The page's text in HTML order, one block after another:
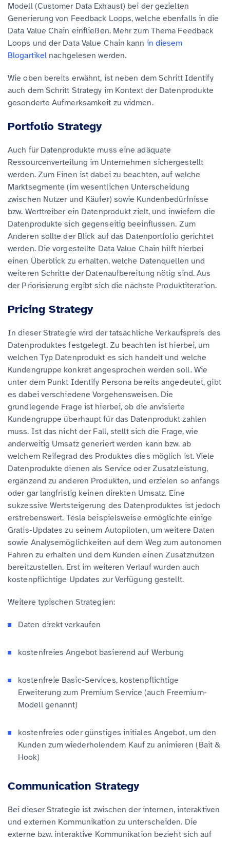
Modell (Customer Data Exhaust) bei der gezielten
Generierung von Feedback Loops, welche ebenfalls in die
Data Value Chain einfließen. Mehr zum Thema Feedback
Loops und der Data Value Chain kann in diesem
Blogartikel nachgelesen werden.
Wie oben bereits erwähnt, ist neben dem Schritt Identify
auch dem Schritt Strategy im Kontext der Datenprodukte
gesonderte Aufmerksamkeit zu widmen.
Portfolio Strategy
Auch für Datenprodukte muss eine adäquate
Ressourcenverteilung im Unternehmen sichergestellt
werden. Zum Einen ist dabei zu beachten, auf welche
Marktsegmente (im wesentlichen Unterscheidung
zwischen Nutzer und Käufer) sowie Kundenbedürfnisse
bzw. Werttreiber ein Datenprodukt zielt, und inwiefern die
Datenprodukte sich gegenseitig beeinflussen. Zum
Anderen sollte der Blick auf das Datenportfolio gerichtet
werden. Die vorgestellte Data Value Chain hilft hierbei
einen Überblick zu erhalten, welche Datenquellen und
weiteren Schritte der Datenaufbereitung nötig sind. Aus
der Priorisierung ergibt sich die nächste Produktiteration.
Pricing Strategy
In dieser Strategie wird der tatsächliche Verkaufspreis des
Datenproduktes festgelegt. Zu beachten ist hierbei, um
welchen Typ Datenprodukt es sich handelt und welche
Kundengruppe konkret angesprochen werden soll. Wie
unter dem Punkt Identify Persona bereits angedeutet, gibt
es dabei verschiedene Vorgehensweisen. Die
grundlegende Frage ist hierbei, ob die anvisierte
Kundengruppe überhaupt für das Datenprodukt zahlen
muss. Ist das nicht der Fall, stellt sich die Frage, wie
anderweitig Umsatz generiert werden kann bzw. ab
welchem Reifegrad des Produktes dies möglich ist. Viele
Datenprodukte dienen als Service oder Zusatzleistung,
ergänzend zu anderen Produkten, und erzielen so anfangs
oder gar langfristig keinen direkten Umsatz. Eine
sukzessive Wertsteigerung des Datenproduktes ist jedoch
erstrebenswert. Tesla beispielsweise ermöglichte einige
Gratis-Updates zu seinem Autopiloten, um weitere Daten
sowie Analysemöglichkeiten auf dem Weg zum autonomen
Fahren zu erhalten und dem Kunden einen Zusatznutzen
bereitzustellen. Erst im weiteren Verlauf wurden auch
kostenpflichtige Updates zur Verfügung gestellt.
Weitere typischen Strategien:
Daten direkt verkaufen
kostenfreies Angebot basierend auf Werbung
kostenfreie Basic-Services, kostenpflichtige
Erweiterung zum Premium Service (auch Freemium-
Modell genannt)
kostenfreies oder günstiges initiales Angebot, um den
Kunden zum wiederholendem Kauf zu animieren (Bait &
Hook)
Communication Strategy
Bei dieser Strategie ist zwischen der internen, interaktiven
und externen Kommunikation zu unterscheiden. Die
externe bzw. interaktive Kommunikation bezieht sich auf